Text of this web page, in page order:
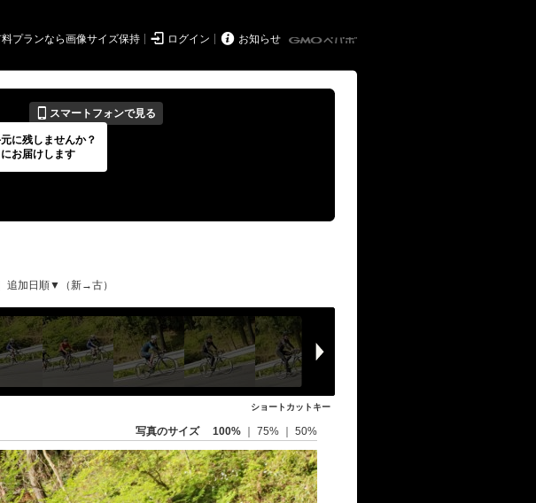
プランなら画像サイズ保持  ログイン  お知らせ
📱 スマートフォンで見る
2023 / 04 / 23
追加日順▼（新→古）
ショートカットキー
写真のサイズ 100% 75% 50%
に残しませんか？
お届けします